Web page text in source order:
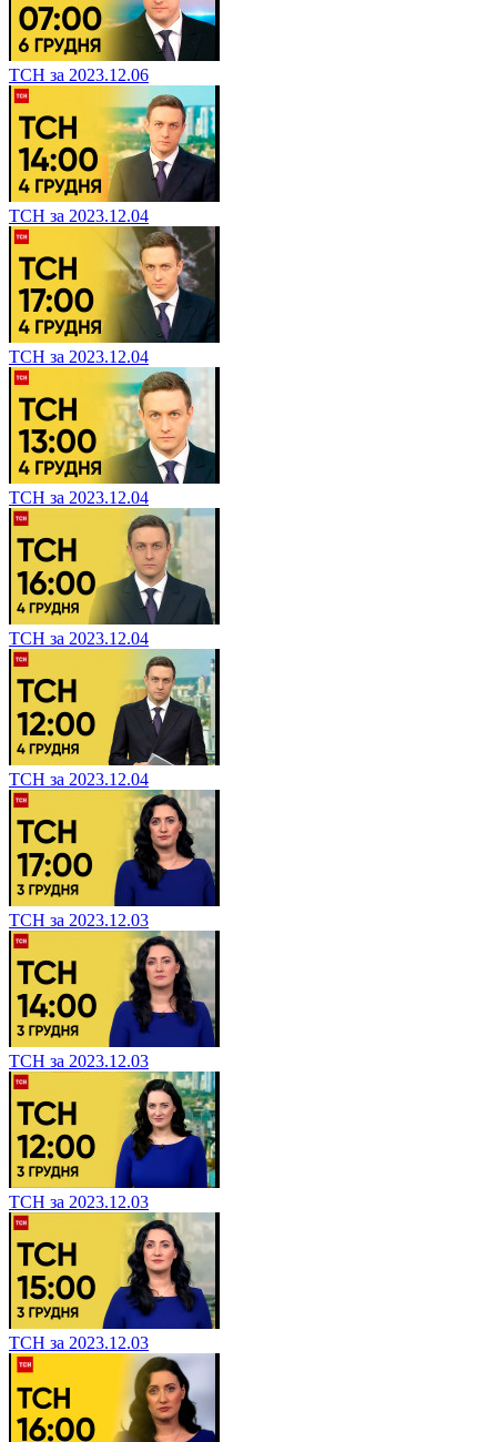
ТСН за 2023.12.06
ТСН за 2023.12.04
ТСН за 2023.12.04
ТСН за 2023.12.04
ТСН за 2023.12.04
ТСН за 2023.12.04
ТСН за 2023.12.03
ТСН за 2023.12.03
ТСН за 2023.12.03
ТСН за 2023.12.03